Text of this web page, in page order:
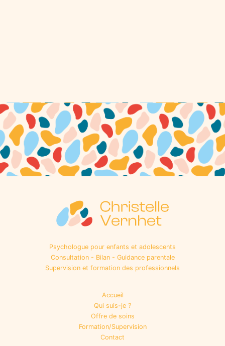
Psychologue pour enfants et adolescents
Consultation - Bilan - Guidance parentale
Supervision et formation des professionnels
Accueil
Qui suis-je ?
Offre de soins
Formation/Supervision
Contact